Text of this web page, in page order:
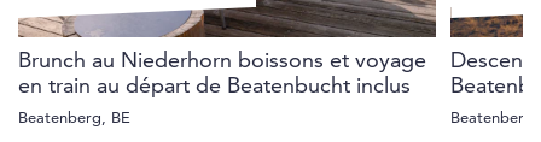
Brunch au Niederhorn boissons et voyage
en train au départ de Beatenbucht inclus
Beatenberg, BE Beatenberg,